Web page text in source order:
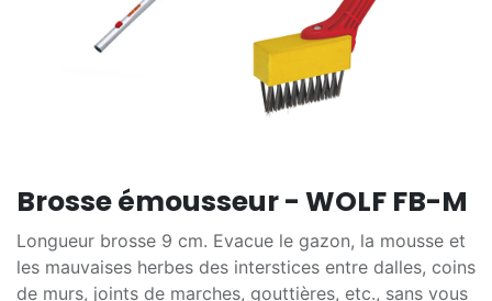
Brosse émousseur - WOLF FB-M
Longueur brosse 9 cm. Evacue le gazon, la mousse et
les mauvaises herbes des interstices entre dalles, coins
de murs, joints de marches, gouttières, etc., sans vous